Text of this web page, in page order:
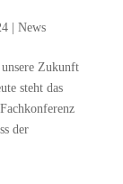
| News
Zukunft
steht das
der